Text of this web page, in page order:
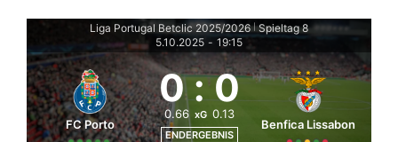
Liga Portugal Betclic 2025/2026 | Spieltag 8
5.10.2025 - 19:15
FC Porto
0:0
0.66 xG 0.13
ENDERGEBNIS
Benfica Lissabon